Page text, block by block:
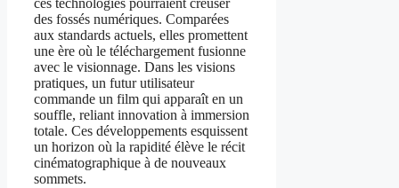
ces technologies pourraient creuser
des fossés numériques. Comparées
aux standards actuels, elles promettent
une ère où le téléchargement fusionne
avec le visionnage. Dans les visions
pratiques, un futur utilisateur
commande un film qui apparaît en un
souffle, reliant innovation à immersion
totale. Ces développements esquissent
un horizon où la rapidité élève le récit
cinématographique à de nouveaux
sommets.